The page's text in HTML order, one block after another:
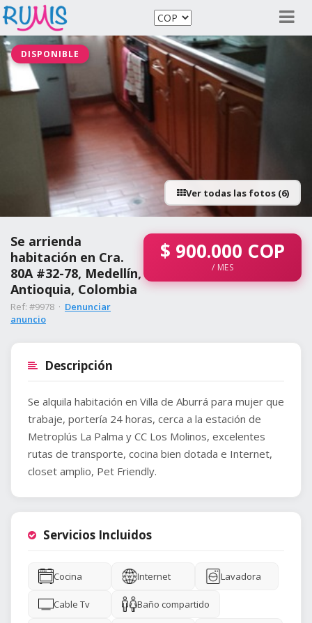
DISPONIBLE
Ver todas las fotos (6)
Se arrienda
habitación en Cra.
80A #32-78, Medellín,
Antioquia, Colombia
Ref: #9978 · Denunciar
anuncio
$ 900.000 COP
/ MES
Descripción
Se alquila habitación en Villa de Aburrá para mujer que
trabaje, portería 24 horas, cerca a la estación de
Metroplús La Palma y CC Los Molinos, excelentes
rutas de transporte, cocina bien dotada e Internet,
closet amplio, Pet Friendly.
Servicios Incluidos
Cocina Internet Lavadora
Cable Tv Baño compartido